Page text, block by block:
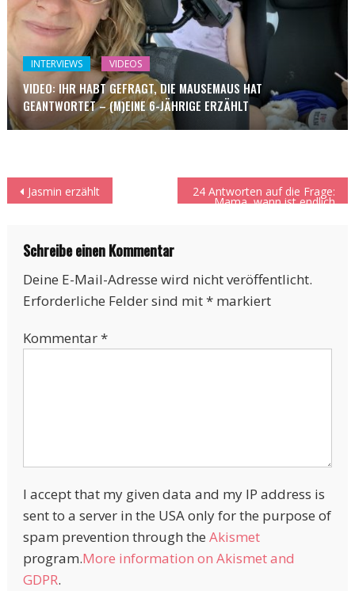
INTERVIEWS VIDEOS
VIDEO: IHR HABT GEFRAGT, DIE MAUSEMAUS HAT
GEANTWORTET – (M)EINE 6-JÄHRIGE ERZÄHLT
Beitragsnavigation
Jasmin erzählt 24 Antworten auf die Frage:
„Mama, wann ist endlich
Schreibe einen Kommentar
Deine E-Mail-Adresse wird nicht veröffentlicht.
Erforderliche Felder sind mit*markiert
Kommentar*
I accept that my given data and my IP address is
sent to a server in the USA only for the purpose of
spam prevention through the Akismet
program.More information on Akismet and
GDPR.